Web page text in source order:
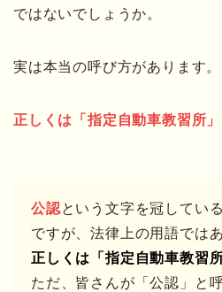
ではないでしょうか。
実は本当の呼び方があります。
正しくは「指定自動車教習所」
公認という文字を冠してい
ですが、法律上の用語では
正しくは「指定自動車教習所
ただ、皆さんが「公認」と